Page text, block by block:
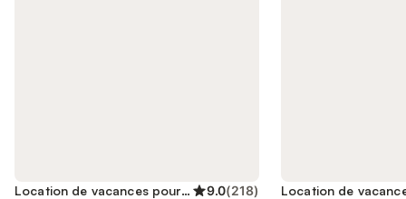
Location de vacances pour 3 personnes 9.0(218)